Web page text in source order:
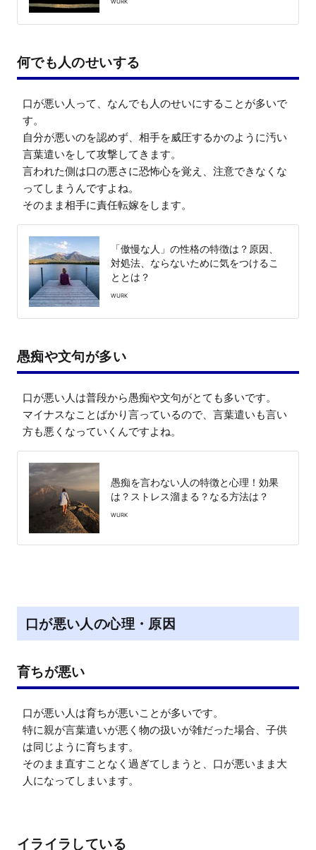
WURK
何でも人のせいする
口が悪い人って、なんでも人のせいにすることが多いで
す。
自分が悪いのを認めず、相手を威圧するかのように汚い
言葉遣いをして攻撃してきます。
言われた側は口の悪さに恐怖心を覚え、注意できなくな
ってしまうんですよね。
そのまま相手に責任転嫁をします。
「傲慢な人」の性格の特徴は？原因、
対処法、ならないために気をつけるこ
ととは？
WURK
愚痴や文句が多い
口が悪い人は普段から愚痴や文句がとても多いです。
マイナスなことばかり言っているので、言葉遣いも言い
方も悪くなっていくんですよね。
愚痴を言わない人の特徴と心理！効果
は？ストレス溜まる？なる方法は？
WURK
口が悪い人の心理・原因
育ちが悪い
口が悪い人は育ちが悪いことが多いです。
特に親が言葉遣いが悪く物の扱いが雑だった場合、子供
は同じように育ちます。
そのまま直すことなく過ぎてしまうと、口が悪いまま大
人になってしまいます。
イライラしている